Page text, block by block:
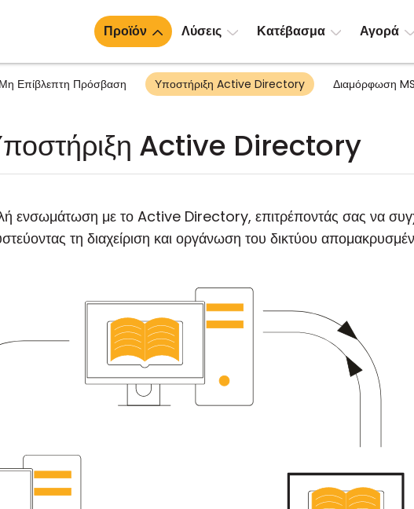
Προϊόν Λύσεις Κατέβασμα Αγορά
Μη Επίβλεπτη Πρόσβαση Υποστήριξη Active Directory Διαμόρφωση
Active Directory
με το Active Directory, επιτρέποντάς σας να
τη διαχείριση και οργάνωση του δικτύου